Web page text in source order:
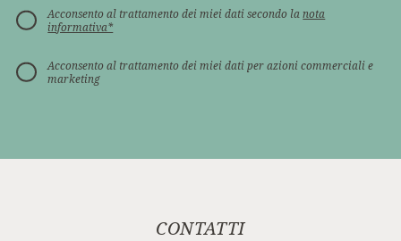
Acconsento al trattamento dei miei dati secondo lanota
informativa*
Acconsento al trattamento dei miei dati per azioni commerciali e
marketing
CONTATTI